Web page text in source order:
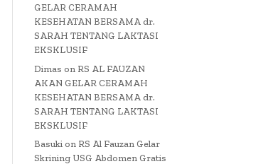
GELAR CERAMAH
KESEHATAN BERSAMA dr.
SARAH TENTANG LAKTASI
EKSKLUSIF
Dimas on RS AL FAUZAN
AKAN GELAR CERAMAH
KESEHATAN BERSAMA dr.
SARAH TENTANG LAKTASI
EKSKLUSIF
Basuki on RS Al Fauzan Gelar
Skrining USG Abdomen Gratis